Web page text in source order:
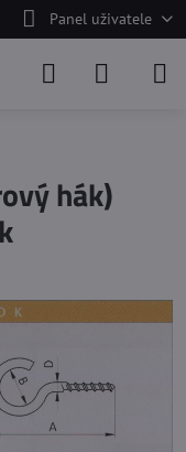
Panel uživatele
hák)